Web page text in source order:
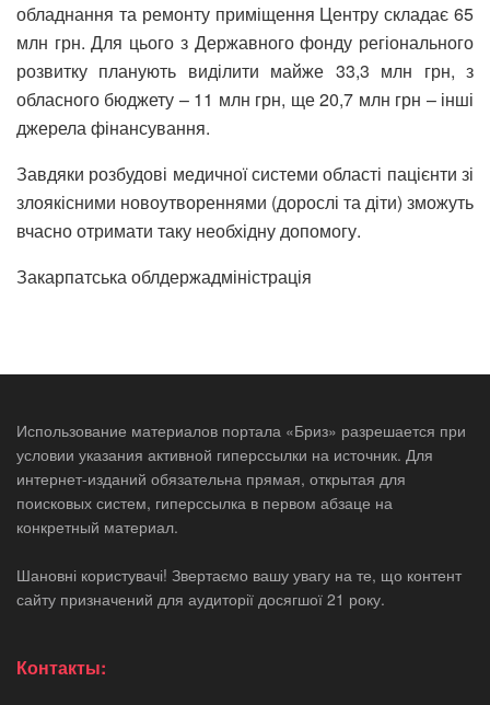
обладнання та ремонту приміщення Центру складає 65
млн грн. Для цього з Державного фонду регіонального
розвитку планують виділити майже 33,3 млн грн, з
обласного бюджету – 11 млн грн, ще 20,7 млн грн – інші
джерела фінансування.
Завдяки розбудові медичної системи області пацієнти зі
злоякісними новоутвореннями (дорослі та діти) зможуть
вчасно отримати таку необхідну допомогу.
Закарпатська облдержадміністрація
Использование материалов портала «Бриз» разрешается при
условии указания активной гиперссылки на источник. Для
интернет-изданий обязательна прямая, открытая для
поисковых систем, гиперссылка в первом абзаце на
конкретный материал.
Шановні користувачі! Звертаємо вашу увагу на те, що контент
сайту призначений для аудиторії досягшої 21 року.
Контакты: